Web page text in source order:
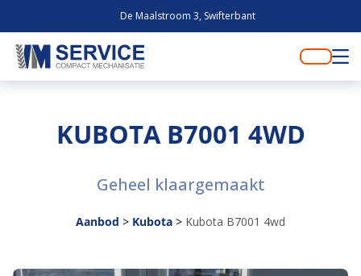
De Maalstroom 3, Swifterbant
KUBOTA B7001 4WD
Geheel klaargemaakt
Aanbod > Kubota > Kubota B7001 4wd